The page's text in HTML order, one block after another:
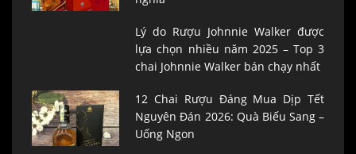
Lý do Rượu Johnnie Walker được
lựa chọn nhiều năm 2025 – Top 3
chai Johnnie Walker bán chạy nhất
12 Chai Rượu Đáng Mua Dịp Tết
Nguyên Đán 2026: Quà Biếu Sang –
Uống Ngon